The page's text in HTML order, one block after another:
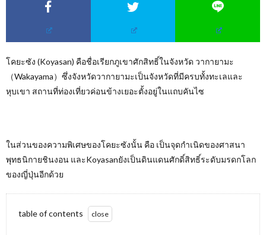
โคยะซัง (Koyasan) คือชื่อเรียกภูเขาศักสิทธิ์ในจังหวัด วากายามะ
（Wakayama）ซึ่งจังหวัดวากายามะเป็นจังหวัดที่มีครบทั้งทะเลและ
หุบเขา สถานที่ท่องเที่ยวค่อนข้างเยอะตั้งอยู่ในแถบคันไซ
ในส่วนของความพิเศษของโคยะซังนั้น คือ เป็นจุดกำเนิดของศาสนา
พุทธนิกายชินงอน และKoyasanยังเป็นดินแดนศักดิ์สิทธิ์ระดับมรดกโลก
ของญี่ปุ่นอีกด้วย
table of contents